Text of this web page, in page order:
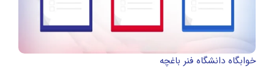
خوابگاه دانشگاه فنر باغچه